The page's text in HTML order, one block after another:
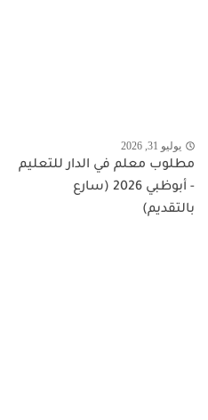
يوليو 31, 2026
مطلوب معلم في الدار للتعليم
- أبوظبي 2026 (سارع
بالتقديم)